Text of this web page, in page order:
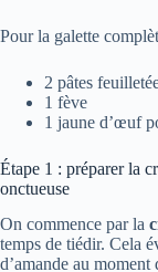
Pour la galette
2 pâtes
1 fève
1 jaune d’œuf
Étape 1 : préparer la
onctueuse
On commence par la
temps de tiédir. Cela
d’amande au moment